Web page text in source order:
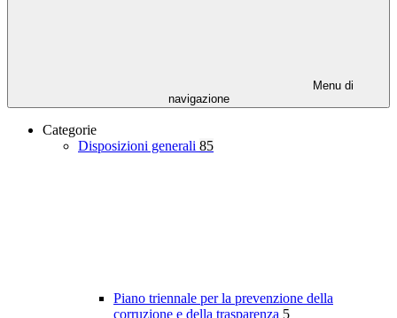
Menu di
navigazione
Categorie
Disposizioni generali 85
Piano triennale per la prevenzione della
corruzione e della trasparenza 5